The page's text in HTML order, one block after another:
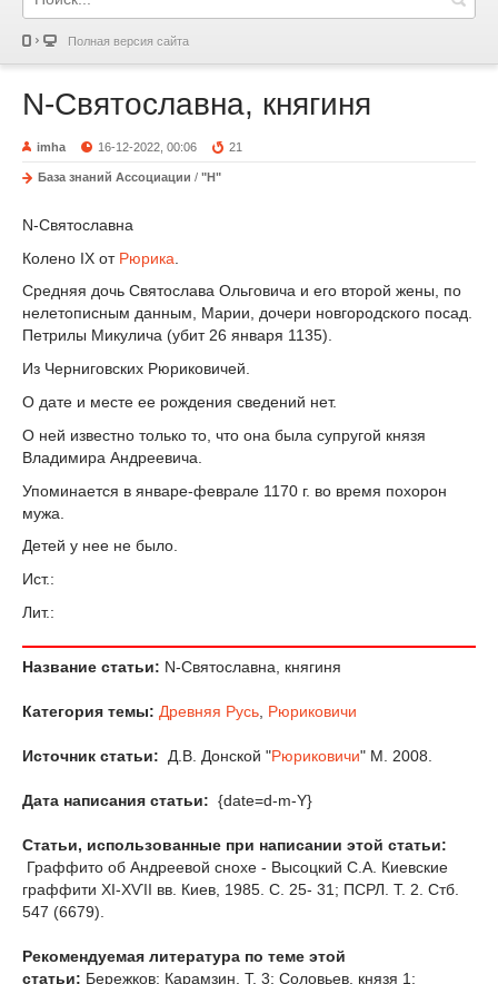
Полная версия сайта
N-Святославна, княгиня
imha 16-12-2022, 00:06 21
База знаний Ассоциации / "Н"
N-Святославна
Колено IX от Рюрика
Средняя дочь Святослава Ольговича и его второй жены, по
нелетописным данным, Марии, дочери новгородского посад.
Петрилы Микулича (убит 26 января 1135).
Из Черниговских Рюриковичей.
О дате и месте ее рождения сведений нет.
О ней известно только то, что она была супругой князя
Владимира Андреевича.
Упоминается в январе-феврале 1170 г. во время похорон
мужа.
Детей у нее не было.
Ист.:
Лит.:
Название статьи: N-Святославна, княгиня
Категория темы: Древняя Русь Рюриковичи
Источник статьи: Д.В. Донской "Рюриковичи" М. 2008.
Дата написания статьи: {date=d-m-Y}
Статьи, использованные при написании этой статьи:
Граффито об Андреевой снохе - Высоцкий С.А. Киевские
граффити ХІ-ХѴІІ вв. Киев, 1985. С. 25- 31; ПСРЛ. Т. 2. Стб.
547 (6679).
Рекомендуемая литература по теме этой
статьи: Бережков; Карамзин. Т. 3; Соловьев. князя 1;